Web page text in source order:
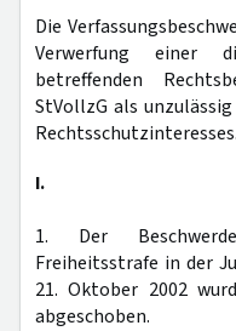
Die
Verwerfung einer
betreffenden
StVollzG als
Rechtsschutzinteresses.
I.
1. Der
Freiheitsstrafe in der
21. Oktober 2002
abgeschoben.